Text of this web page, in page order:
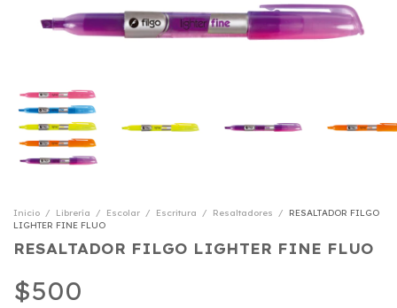
Inicio / Librería / Escolar / Escritura / Resaltadores /
RESALTADOR FILGO
LIGHTER FINE FLUO
RESALTADOR FILGO LIGHTER FINE FLUO
$500